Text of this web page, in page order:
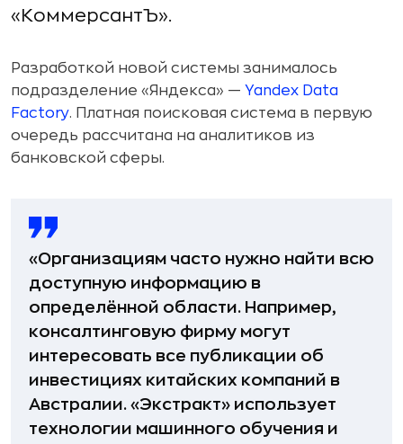
«КоммерсантЪ».
Разработкой новой системы занималось
подразделение «Яндекса» — Yandex Data
Factory. Платная поисковая система в первую
очередь рассчитана на аналитиков из
банковской сферы.
«Организациям часто нужно найти всю
доступную информацию в
определённой области. Например,
консалтинговую фирму могут
интересовать все публикации об
инвестициях китайских компаний в
Австралии. «Экстракт» использует
технологии машинного обучения и